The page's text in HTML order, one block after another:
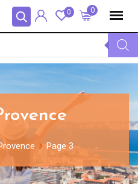
0
0
Page 3